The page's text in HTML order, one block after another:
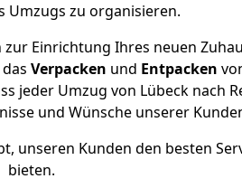
Umzugs zu organisieren.
Einrichtung Ihres neuen
Verpacken und Entpacken
jeder Umzug von Lübeck nach
und Wünsche unserer
unseren Kunden den besten
bieten.